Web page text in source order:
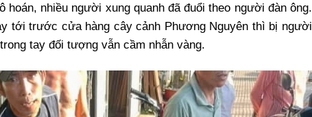
hoán, nhiều người xung quanh đã đuổi theo người đàn ông.
tới trước cửa hàng cây cảnh Phương Nguyên thì bị người
tay đối tượng vẫn cầm nhẫn vàng.